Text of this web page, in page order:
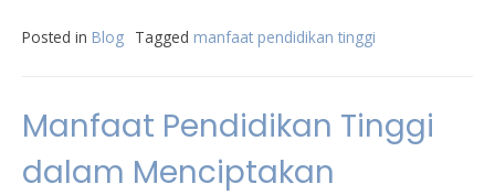
Posted in Blog Tagged manfaat pendidikan tinggi
Manfaat Pendidikan Tinggi
dalam Menciptakan